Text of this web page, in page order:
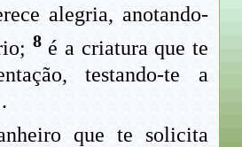
alegria, anotando-
8é a criatura que te
testando-te a
que te solicita